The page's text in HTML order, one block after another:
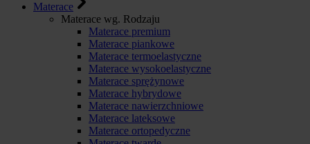
Materace
Materace wg. Rodzaju
Materace premium
Materace piankowe
Materace termoelastyczne
Materace wysokoelastyczne
Materace sprężynowe
Materace hybrydowe
Materace nawierzchniowe
Materace lateksowe
Materace ortopedyczne